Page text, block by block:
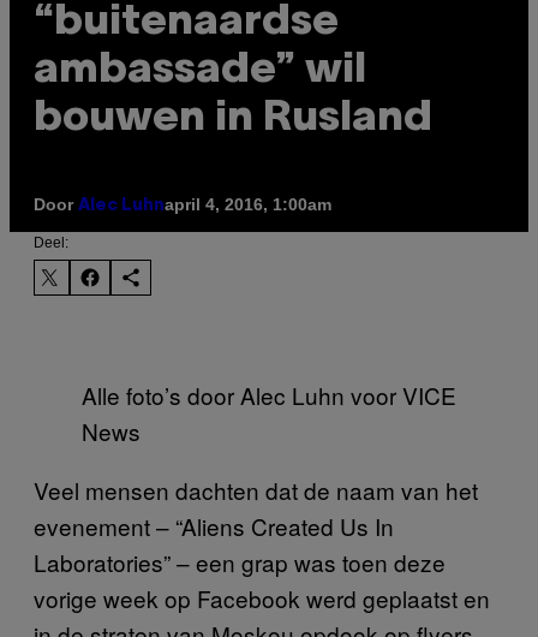
“buitenaardse
ambassade” wil
bouwen in Rusland
Door Alec Luhnapril 4, 2016, 1:00am
Deel:
Alle foto’s door Alec Luhn voor VICE
News
Veel mensen dachten dat de naam van het
evenement – “Aliens Created Us In
Laboratories” – een grap was toen deze
vorige week op Facebook werd geplaatst en